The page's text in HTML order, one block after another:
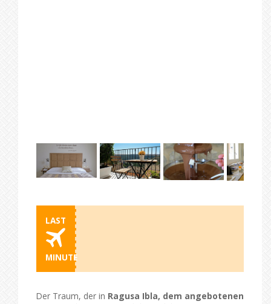
LAST
MINUTE
Der Traum, der in Ragusa Ibla, dem angebotenen